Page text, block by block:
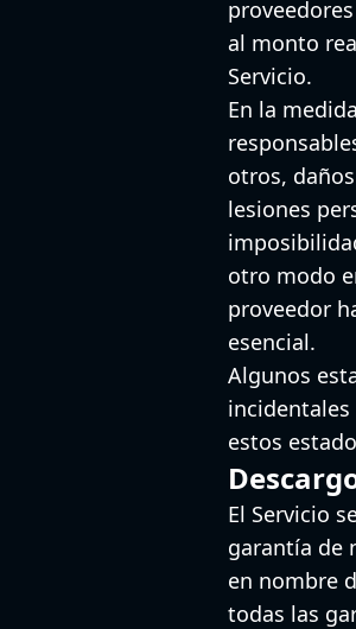
al monto
Servicio.
En la
otros,
lesiones
otro modo
proveedor
esencial.
Algunos
estos
El Servicio
garantía de
en nombre
todas las